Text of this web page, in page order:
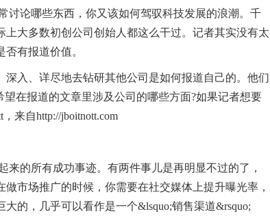
讨论哪些东西，你又该如何驾驭科技发展的浪潮。千
大多数初创公司创始人都这么干过。记者其实没有太
有报道价值。
入、详尽地去钻研其他公司是如何报道自己的。他们
在报道的文章里涉及公司的哪些方面?如果记者想要
来自http://jboitnott.com
的所有成功事迹。有两件事儿是再明显不过的了，
市场推广的时候，你需要在社交媒体上提升曝光率，
的，几乎可以看作是一个&lsquo;销售渠道&rsquo;